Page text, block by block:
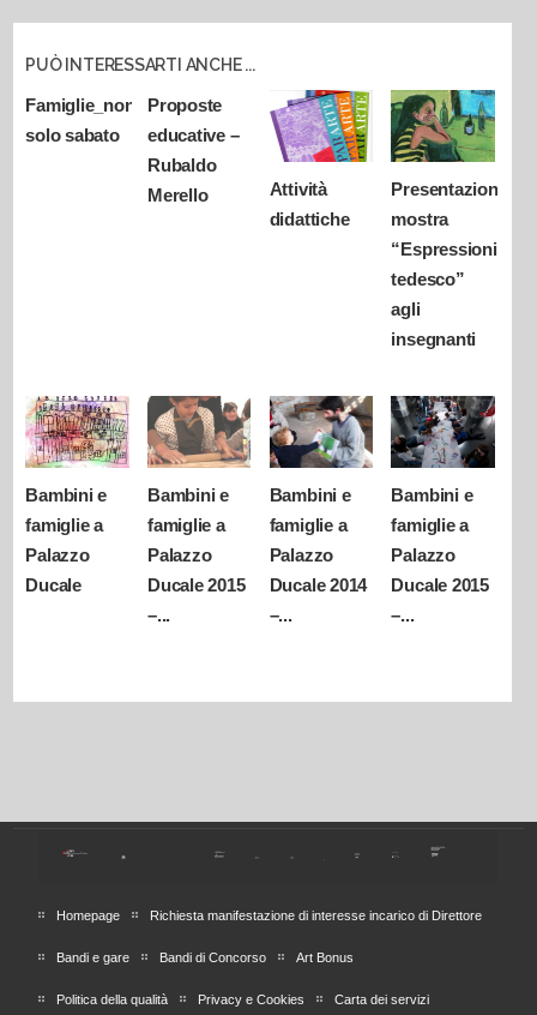
PUÒ INTERESSARTI ANCHE ...
Famiglie_non
solo sabato
Proposte
educative –
Rubaldo
Merello
Attività
didattiche
Presentazione
mostra
“Espressionismo
tedesco”
agli
insegnanti
Bambini e
famiglie a
Palazzo
Ducale
Bambini e
famiglie a
Palazzo
Ducale 2015
–...
Bambini e
famiglie a
Palazzo
Ducale 2014
–...
Bambini e
famiglie a
Palazzo
Ducale 2015
–...
Homepage Richiesta manifestazione di interesse incarico di Direttore
Bandi e gare Bandi di Concorso Art Bonus
Politica della qualità Privacy e Cookies Carta dei servizi